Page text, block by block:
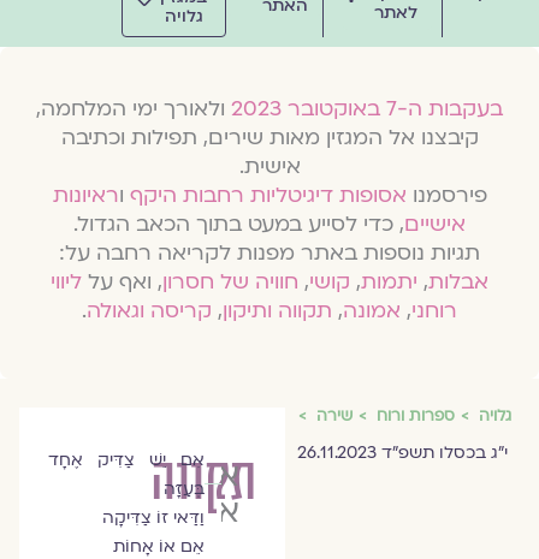
לאתר
האתר
גלויה
בעקבות ה-7 באוקטובר 2023
ולאורך ימי המלחמה,
קיבצנו אל המגזין מאות שירים, תפילות וכתיבה
אישית.
פירסמנואסופות דיגיטליות רחבות היקףוראיונות
אישיים, כדי לסייע במעט בתוך הכאב הגדול.
תגיות נוספות באתר מפנות לקריאה רחבה על:
אבלות,יתמות,קושי,חוויה של חסרון, ואף עלליווי
רוחני,אמונה,תקווה ותיקון,קריסה וגאולה.
גלויה ספרות ורוח שירה
י״ג בכסלו תשפ״ד 26.11.2023 תקווה
איריס
אליה-כהן
אִם יֵשׁ צַדִּיק אֶחָד
בְּעַזָּה
וַדַּאי זוֹ צַדִּיקָה
אֵם אוֹ אָחוֹת